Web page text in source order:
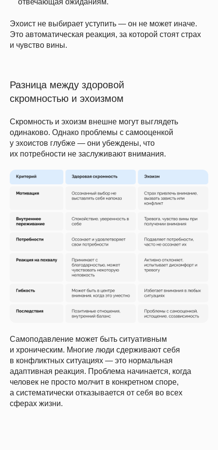
Эхоист не выбирает уступить — он не может иначе.
Это автоматическая реакция, за которой стоят страх
и чувство вины.
Разница между здоровой
скромностью и эхоизмом
Скромность и эхоизм внешне могут выглядеть
одинаково. Однако проблемы с самооценкой
у эхоистов глубже — они убеждены, что
их потребности не заслуживают внимания.
Самоподавление может быть ситуативным
и хроническим. Многие люди сдерживают себя
в конфликтных ситуациях — это нормальная
адаптивная реакция. Проблема начинается, когда
человек не просто молчит в конкретном споре,
а систематически отказывается от себя во всех
сферах жизни.